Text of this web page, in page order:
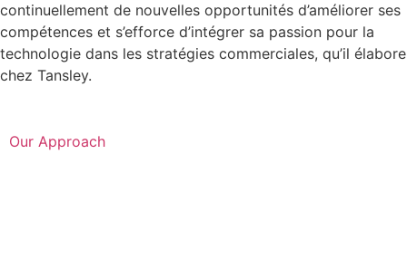
continuellement de nouvelles opportunités d’améliorer ses
compétences et s’efforce d’intégrer sa passion pour la
technologie dans les stratégies commerciales, qu’il élabore
chez Tansley.
Our Approach